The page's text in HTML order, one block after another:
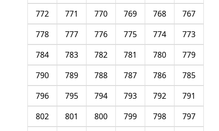
767
768
769
770
771
772
773
774
775
776
777
778
779
780
781
782
783
784
785
786
787
788
789
790
791
792
793
794
795
796
797
798
799
800
801
802